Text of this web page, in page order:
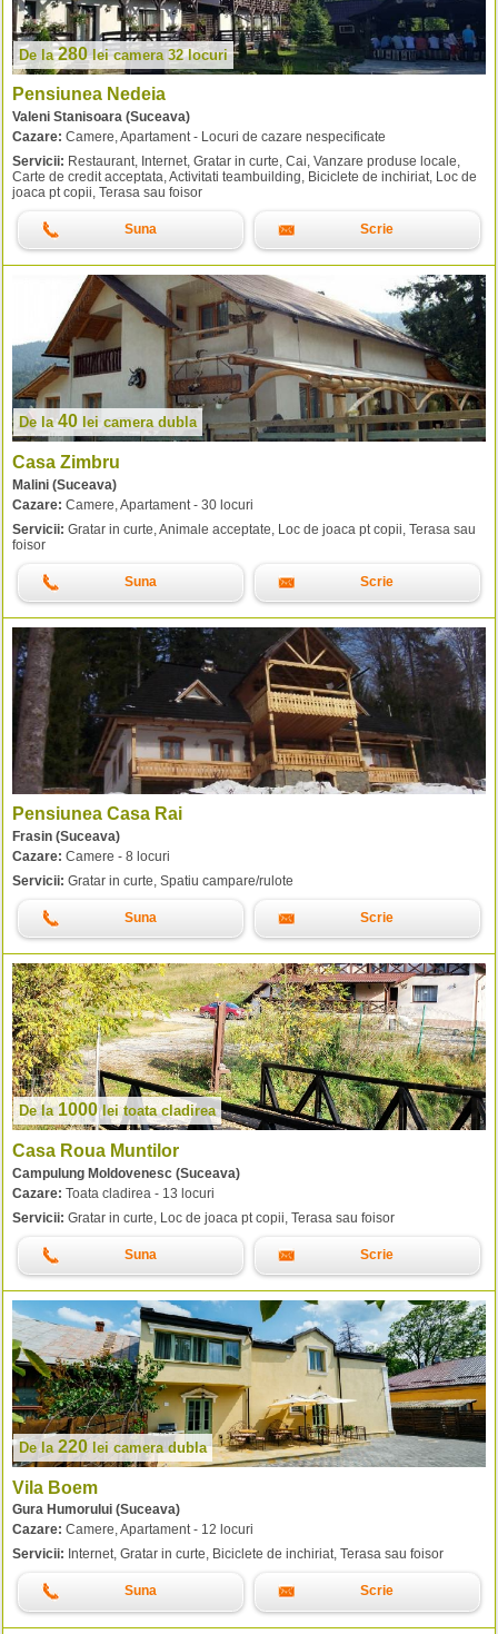
De la280leicamera 32 locuri
Pensiunea Nedeia
Valeni Stanisoara (Suceava)
Cazare: Camere, Apartament - Locuri de cazare nespecificate
Servicii: Restaurant, Internet, Gratar in curte, Cai, Vanzare produse locale,
Carte de credit acceptata, Activitati teambuilding, Biciclete de inchiriat, Loc de
joaca pt copii, Terasa sau foisor
Suna Scrie
De la40 lei camera dubla
Casa Zimbru
Malini (Suceava)
Cazare: Camere, Apartament - 30 locuri
Servicii: Gratar in curte, Animale acceptate, Loc de joaca pt copii, Terasa sau
foisor
Suna Scrie
Pensiunea Casa Rai
Frasin (Suceava)
Cazare: Camere - 8 locuri
Servicii: Gratar in curte, Spatiu campare/rulote
Suna Scrie
De la 1000leitoata cladirea
Casa Roua Muntilor
Campulung Moldovenesc (Suceava)
Cazare: Toata cladirea - 13 locuri
Servicii: Gratar in curte, Loc de joaca pt copii, Terasa sau foisor
Suna Scrie
De la 220 lei camera dubla
Vila Boem
Gura Humorului (Suceava)
Cazare: Camere, Apartament - 12 locuri
Servicii: Internet, Gratar in curte, Biciclete de inchiriat, Terasa sau foisor
Suna Scrie